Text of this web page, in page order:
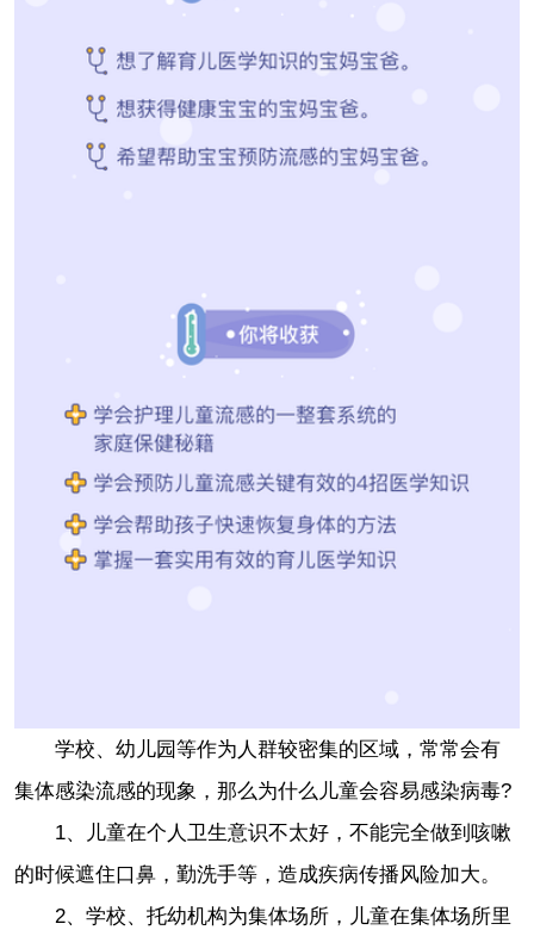
学校、幼儿园等作为人群较密集的区域，常常会有
集体感染流感的现象，那么为什么儿童会容易感染病毒?
1、儿童在个人卫生意识不太好，不能完全做到咳嗽
的时候遮住口鼻，勤洗手等，造成疾病传播风险加大。
2、学校、托幼机构为集体场所，儿童在集体场所里